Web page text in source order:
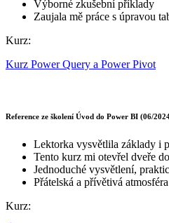
Výborné zkušební příklady
Zaujala mě práce s úpravou
Kurz:
Kurz Power Query a Power Pivot
Reference ze školení Úvod do Power BI (06/
Lektorka vysvětlila základy i
Tento kurz mi otevřel dveře
Jednoduché vysvětlení,
Přátelská a přívětivá atmosféra
Kurz: